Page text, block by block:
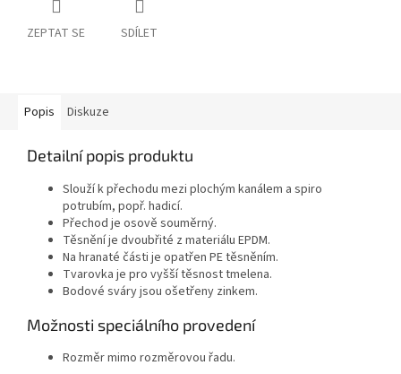
ZEPTAT SE SDÍLET
Popis Diskuze
Detailní popis produktu
Slouží k přechodu mezi plochým kanálem a spiro
potrubím, popř. hadicí.
Přechod je osově souměrný.
Těsnění je dvoubřité z materiálu EPDM.
Na hranaté části je opatřen PE těsněním.
Tvarovka je pro vyšší těsnost tmelena.
Bodové sváry jsou ošetřeny zinkem.
Možnosti speciálního provedení
Rozměr mimo rozměrovou řadu.